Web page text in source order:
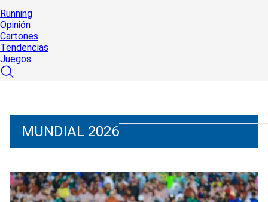
Running
Opinión
Cartones
Tendencias
Juegos
MUNDIAL 2026